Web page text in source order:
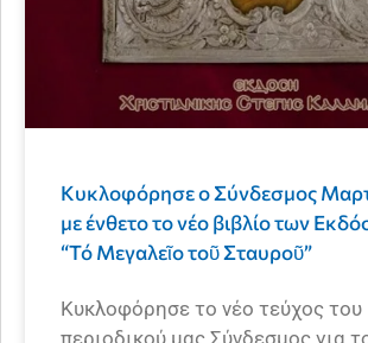
Κυκλοφόρησε ο Σύνδεσμος
με ένθετο το νέο βιβλίο των
“Τό Μεγαλεῖο τοῦ Σταυροῦ”
Κυκλοφόρησε το νέο τεύχος του